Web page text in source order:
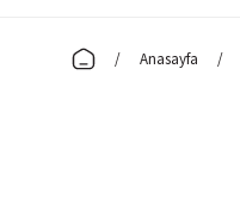
Anasayfa